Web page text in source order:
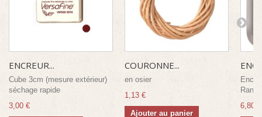
ENCREUR...
Cube 3cm (mesure extérieur)
séchage rapide
3,00 €
COURONNE...
en osier
1,13 €
Ajouter au panier
6,80 €